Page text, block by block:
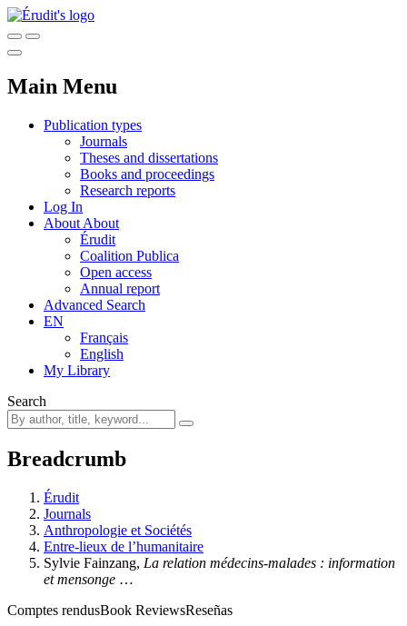
Main Menu
Publication types
Journals
Theses and dissertations
Books and proceedings
Research reports
Log In
About About
Érudit
Coalition Publica
Open access
Annual report
Advanced Search
EN
Français
English
My Library
Search
Breadcrumb
Érudit
Journals
Anthropologie et Sociétés
Entre-lieux de l’humanitaire
Sylvie Fainzang, La relation médecins-malades : information
et mensonge …
Comptes rendusBook ReviewsReseñas